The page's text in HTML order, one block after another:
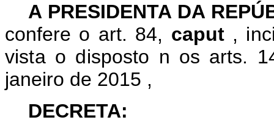
A PRESIDENTA DA
confere o art. 84, caput ,
vista o disposto n os arts.
janeiro de 2015 ,
DECRETA: